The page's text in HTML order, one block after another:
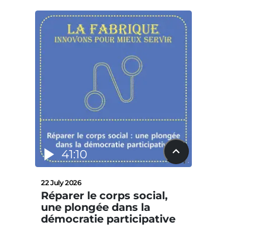
41:10
22 July 2026
Réparer le corps social,
une plongée dans la
démocratie participative